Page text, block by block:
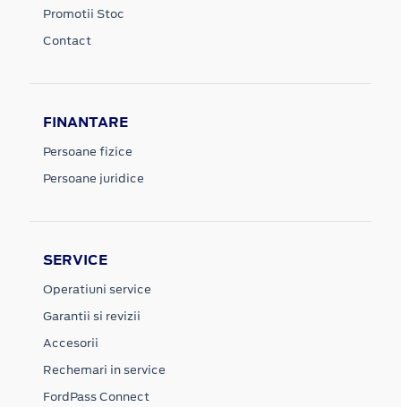
Promotii Stoc
Contact
FINANTARE
Persoane fizice
Persoane juridice
SERVICE
Operatiuni service
Garantii si revizii
Accesorii
Rechemari in service
FordPass Connect